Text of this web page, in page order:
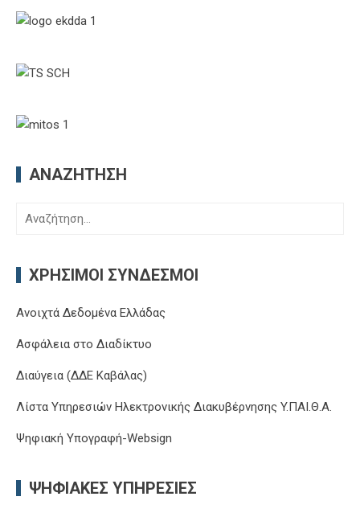
ΑΝΑΖΉΤΗΣΗ
Αναζήτηση
ΧΡΉΣΙΜΟΙ ΣΎΝΔΕΣΜΟΙ
Ανοιχτά Δεδομένα Ελλάδας
Ασφάλεια στο Διαδίκτυο
Διαύγεια (ΔΔΕ Καβάλας)
Λίστα Υπηρεσιών Ηλεκτρονικής Διακυβέρνησης Y.ΠΑΙ.Θ.Α.
Ψηφιακή Υπογραφή-Websign
ΨΗΦΙΑΚΈΣ ΥΠΗΡΕΣΊΕΣ